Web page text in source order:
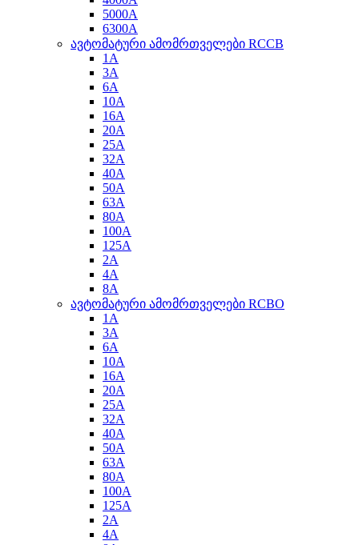
5000A
6300A
ავტომატური ამომრთველები RCCB
1A
3A
6A
10A
16A
20A
25A
32A
40A
50A
63A
80A
100A
125A
2A
4A
8A
ავტომატური ამომრთველები RCBO
1A
3A
6A
10A
16A
20A
25A
32A
40A
50A
63A
80A
100A
125A
2A
4A